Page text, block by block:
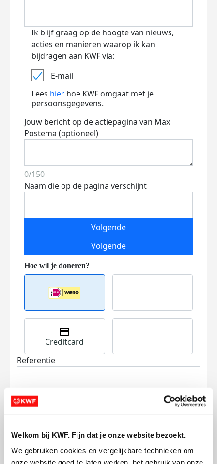
Welkom bij KWF. Fijn dat je onze website bezoekt.
We gebruiken cookies en vergelijkbare technieken om
onze website goed te laten werken, het gebruik van onze
Ik blijf graag op de hoogte van nieuws,
acties en manieren waarop ik kan
bijdragen aan KWF via:
E-mail
Lees hier hoe KWF omgaat met je
persoonsgegevens.
Jouw bericht op de actiepagina van Max
Postema (optioneel)
0/150
Naam die op de pagina verschijnt
Volgende
Volgende
Creditcard
Referentie
Ik wil bijdragen aan de transactiekosten